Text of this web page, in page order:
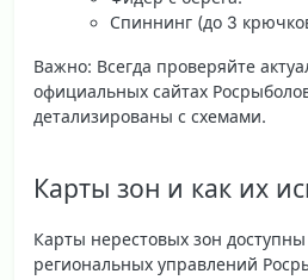
Спиннинг (до 3
Важно: Всегда проверяйте
официальных сайтах
детализированы с схемами.
Карты зон и как их
Карты нерестовых зон доступны
региональных управлений